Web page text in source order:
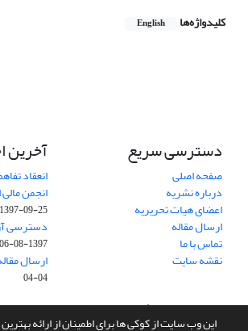
این وب سایت از کوکی ها برای اطمینان از ارائه
کلیدواژه‌ها English
دسترسی سریع
صفحه اصلی
درباره نشریه
اعضای هیات تحریریه
ارسال مقاله
تماس با ما
نقشه سایت
آخرین
انعقاد
انجمن مالی
1397-09-25
دسترسی
1397-08-06
ارسال
04-04
سامانه مدیریت نشریات علمی.طراحی و پیاده سازی از